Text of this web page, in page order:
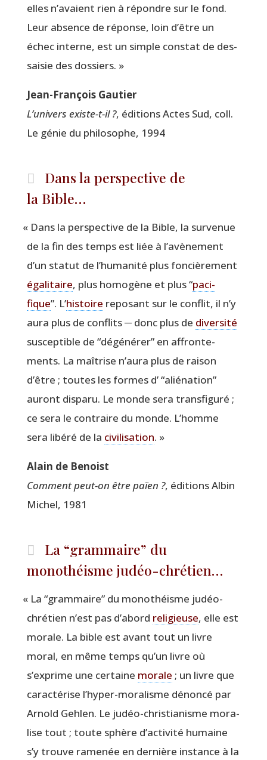
elles n’avaient rien à répondre sur le fond.
Leur absence de réponse, loin d’être un
échec interne, est un simple constat de des­
sai­sie des dossiers. »
Jean-Fran­çois Gautier
L’univers existe-t-il ?, édi­tions Actes Sud, coll.
Le génie du phi­lo­sophe, 1994
Dans la perspective de
la Bible…
« Dans la pers­pec­tive de la Bible, la sur­ve­nue
de la fin des temps est liée à l’avènement
d’un sta­tut de l’humanité plus fon­ciè­re­ment
éga­li­taire, plus homo­gène et plus“paci­
fique”. L’his­toire repo­sant sur le conflit, il n’y
aura plus de conflits ─ donc plus de diver­si­té
sus­cep­tible de “dégé­né­rer” en affron­te­
ments. La maî­trise n’aura plus de rai­son
d’être ; toutes les formes d’“alié­na­tion”
auront dis­pa­ru. Le monde sera trans­fi­gu­ré ;
ce sera le contraire du monde. L’homme
sera libé­ré de la civi­li­sa­tion. »
Alain de Benoist
Com­ment peut-on être païen ?, édi­tions Albin
Michel, 1981
La “grammaire” du
monothéisme judéo-chrétien…
« La “gram­maire” du mono­théisme judéo-
chré­tien n’est pas d’abord reli­gieuse, elle est
morale. La bible est avant tout un livre
moral, en même temps qu’un livre où
s’exprime une cer­taine morale ; un livre que
carac­té­rise l’hyper-moralisme dénon­cé par
Arnold Geh­len. Le judéo-chris­tia­nisme mora­
lise tout ; toute sphère d’activité humaine
s’y trouve rame­née en der­nière ins­tance à la